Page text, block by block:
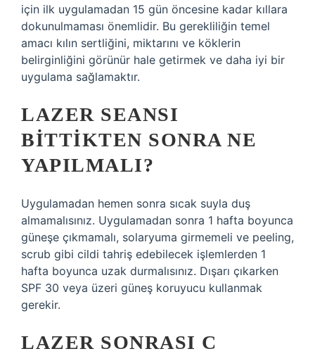
için ilk uygulamadan 15 gün öncesine kadar kıllara
dokunulmaması önemlidir. Bu gerekliliğin temel
amacı kılın sertliğini, miktarını ve köklerin
belirginliğini görünür hale getirmek ve daha iyi bir
uygulama sağlamaktır.
LAZER SEANSI
BITTIKTEN SONRA NE
YAPILMALI?
Uygulamadan hemen sonra sıcak suyla duş
almamalısınız. Uygulamadan sonra 1 hafta boyunca
güneşe çıkmamalı, solaryuma girmemeli ve peeling,
scrub gibi cildi tahriş edebilecek işlemlerden 1
hafta boyunca uzak durmalısınız. Dışarı çıkarken
SPF 30 veya üzeri güneş koruyucu kullanmak
gerekir.
LAZER SONRASI C